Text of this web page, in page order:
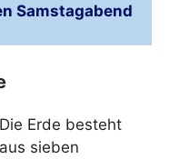
Samstagabend
Die Erde besteht
aus sieben